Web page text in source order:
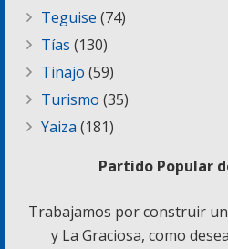
Teguise (74)
Tías (130)
Tinajo (59)
Turismo (35)
Yaiza (181)
Partido Popular
Trabajamos por construir
y La Graciosa, como